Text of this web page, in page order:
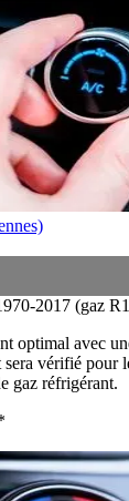
2017 (gaz
optimal avec
vérifié pour
gaz réfrigérant.